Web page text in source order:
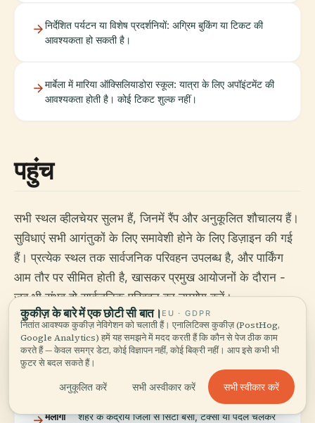
निर्देशित पर्यटन या विशेष प्रदर्शनियों: अग्रिम बुकिंग या टिकट की
आवश्यकता हो सकती है।
मार्बेला में मारिया ऑक्सिलियाडोरा स्कूल: यात्रा के लिए अपॉइंटमेंट की
आवश्यकता होती है। कोई टिकट शुल्क नहीं।
पहुंच
सभी स्थल व्हीलचेयर सुलभ हैं, जिनमें रैंप और अनुकूलित शौचालय हैं।
सुविधाएं सभी आगंतुकों के लिए समावेशी होने के लिए डिज़ाइन की गई
हैं। प्रत्येक स्थल तक सार्वजनिक परिवहन उपलब्ध है, और पार्किंग
आम तौर पर सीमित होती है, खासकर प्रमुख आयोजनों के दौरान -
जब भी संभव हो सार्वजनिक परिवहन का उपयोग करें।
वहां कैसे पहुंचे
मलागा शहर के केंद्रीय जिलों से सिटी बसों, टैक्सी या पैदल चलकर
कुकीज़ के बारे में एक छोटी सी बात। EU · GDPR
नितांत आवश्यक कुकीज़ नेविगेशन को चलाती हैं। एनालिटिक्स कुकीज़ (PostHog,
Google Analytics) हमें यह समझने में मदद करती हैं कि कौन से पेज ठीक काम
करते हैं — केवल समग्र डेटा, कोई विज्ञापन नहीं, कोई बिक्री नहीं। आप इसे कभी भी
फ़ुटर से बदल सकते हैं।
अनुकूलित करें सभी अस्वीकार करें सभी स्वीकार करें